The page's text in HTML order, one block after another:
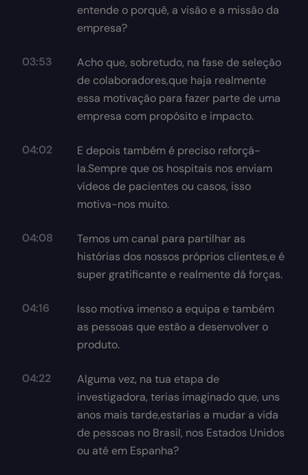
entende o porquê, a visão e a missão da
empresa?
03:53
Acho que, sobretudo, na fase de seleção
de colaboradores,que haja realmente
essa motivação para fazer parte de uma
empresa com propósito e impacto.
04:02
E depois também é preciso reforçá-
la.Sempre que os hospitais nos enviam
vídeos de pacientes ou casos, isso
motiva-nos muito.
04:08
Temos um canal para partilhar as
histórias dos nossos próprios clientes,e é
super gratificante e realmente dá forças.
04:16
Isso motiva imenso a equipa e também
as pessoas que estão a desenvolver o
produto.
04:22
Alguma vez, na tua etapa de
investigadora, terias imaginado que, uns
anos mais tarde,estarias a mudar a vida
de pessoas no Brasil, nos Estados Unidos
ou até em Espanha?